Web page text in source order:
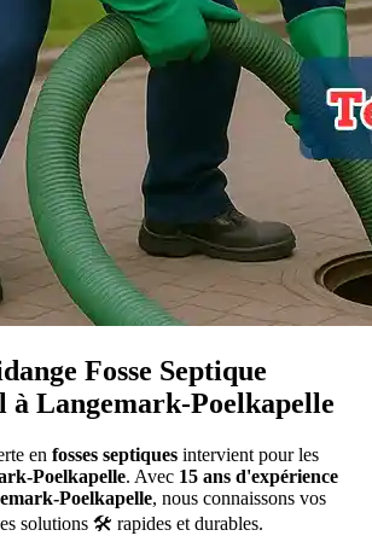
Fosse Septique
à Langemark-Poelkapelle
en fosses septiques intervient pour les
Poelkapelle. Avec 15 ans d'expérience
Poelkapelle, nous connaissons vos
solutions 🛠️ rapides et durables.